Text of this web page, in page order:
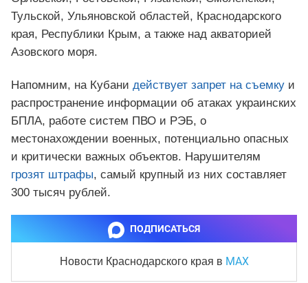
Тульской, Ульяновской областей, Краснодарского
края, Республики Крым, а также над акваторией
Азовского моря.
Напомним, на Кубани действует запрет на съемку и
распространение информации об атаках украинских
БПЛА, работе систем ПВО и РЭБ, о
местонахождении военных, потенциально опасных
и критически важных объектов. Нарушителям
грозят штрафы, самый крупный из них составляет
300 тысяч рублей.
ПОДПИСАТЬСЯ
Новости Краснодарского края в MAX